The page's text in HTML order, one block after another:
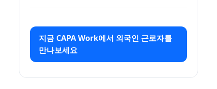
지금 CAPA Work에서 외국인 근로자를
만나보세요